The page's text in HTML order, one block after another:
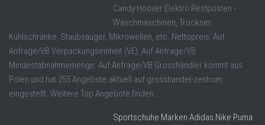
Candy Hoover Elektro Restposten -
Waschmaschinen, Trockner,
Kühlschränke, Staubsauger, Mikrowellen, etc. Nettopreis: Auf
Anfrage/VB Verpackungseinheit (VE): Auf Anfrage/VB
Mindestabnahmemenge: Auf Anfrage/VB Grosshändler kommt aus
Polen und hat 255 Angebote aktuell auf grosshandel-zentrum
eingestellt. Weitere Top Angebote finden ...
Sportschuhe Marken Adidas Nike Puma